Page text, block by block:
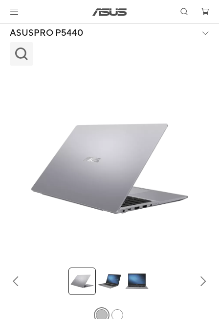
ASUSPRO P5440